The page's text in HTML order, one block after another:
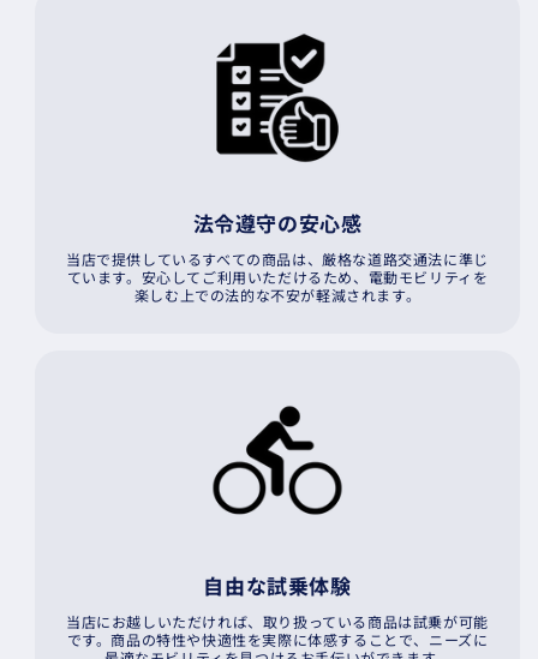
法令遵守の安心感
当店で提供しているすべての商品は、厳格な道路交通法に準じ
ています。安心してご利用いただけるため、電動モビリティを
楽しむ上での法的な不安が軽減されます。
自由な試乗体験
当店にお越しいただければ、取り扱っている商品は試乗が可能
です。商品の特性や快適性を実際に体感することで、ニーズに